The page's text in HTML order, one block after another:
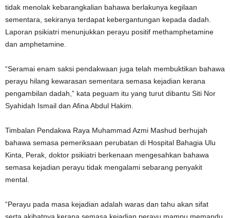
tidak menolak kebarangkalian bahawa berlakunya kegilaan
sementara, sekiranya terdapat kebergantungan kepada dadah.
Laporan psikiatri menunjukkan perayu positif methamphetamine
dan amphetamine.
“Seramai enam saksi pendakwaan juga telah membuktikan bahawa
perayu hilang kewarasan sementara semasa kejadian kerana
pengambilan dadah,” kata peguam itu yang turut dibantu Siti Nor
Syahidah Ismail dan Afina Abdul Hakim.
Timbalan Pendakwa Raya Muhammad Azmi Mashud berhujah
bahawa semasa pemeriksaan perubatan di Hospital Bahagia Ulu
Kinta, Perak, doktor psikiatri berkenaan mengesahkan bahawa
semasa kejadian perayu tidak mengalami sebarang penyakit
mental.
“Perayu pada masa kejadian adalah waras dan tahu akan sifat